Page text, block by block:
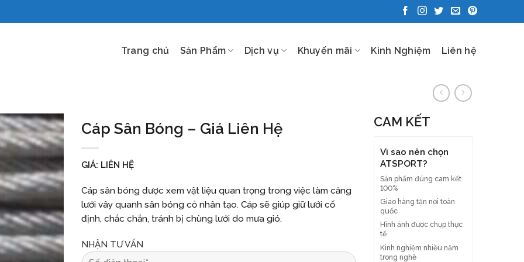
Trang chủ Sản Phẩm Dịch vụ Khuyến mãi Kinh Nghiệm Liên hệ
Cáp Sân Bóng – Giá Liên Hệ
GIÁ: LIÊN HỆ
Cáp sân bóng được xem vật liệu quan trọng trong việc làm căng
lưới vây quanh sân bóng cỏ nhân tạo. Cáp sẽ giúp giữ lưới cố
định, chắc chắn, tránh bị chùng lưới do mưa gió.
NHẬN TƯ VẤN
CAM KẾT
Vì sao nên chọn
ATSPORT?
Sản phẩm đúng cam kết
100%
Giao hàng tận nơi toàn
quốc
Hình ảnh được chụp thực
tế
Kinh nghiệm nhiều năm
trong nghề